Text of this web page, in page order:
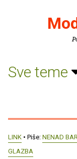
Sve teme
LINK • Piše: NENAD
GLAZBA